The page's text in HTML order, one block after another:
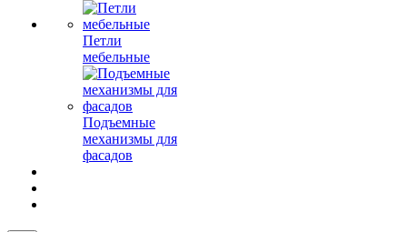
Петли
мебельные
Подъемные
механизмы для
фасадов